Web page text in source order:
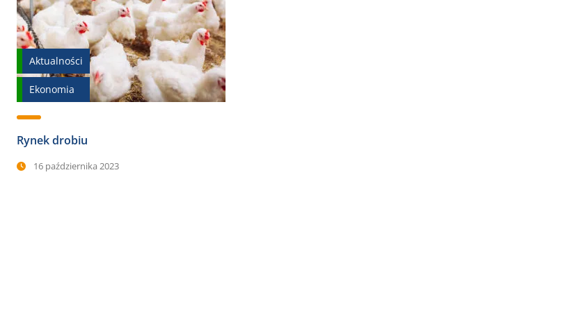
Aktualności
Ekonomia
Rynek drobiu
16 października 2023